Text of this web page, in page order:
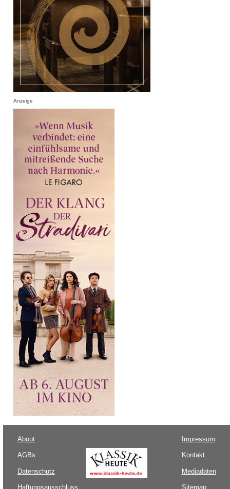
Anzeige
About
AGBs
Datenschutz
Haftungsausschluss
Impressum
Kontakt
Mediadaten
Sitemap